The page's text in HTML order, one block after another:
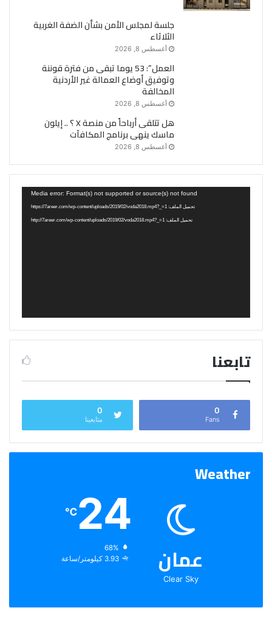
جلسة لمجلس الأمن بشأن الضفة الغربية
الثلاثاء
أغسطس 8, 2026
العمل”: 53 يوما تبقى من فترة قوننة
وتوفيق أوضاع العمالة غير الأردنية
المخالفة
أغسطس 8, 2026
هل تتلقى أرباحاً من منصة X ؟ .. إيلون
ماسك ينهى برنامج المكافآت
أغسطس 8, 2026
Media error: Format(s) not supported or source(s) not found
تحميل الملف: https://7areer.com/wp-content/uploads/2019/02/voda2018.mp4?_=1
تحميل الملف: http://7areer.com/wp-content/uploads/2019/02/voda2018.mp4?_=1
تابعنا
0
Fans
0
متابعينا
Weather
عمان
Clear Sky
24
℃
الرطوبة:
الرياح:3.93 كيلومتر/ساعة